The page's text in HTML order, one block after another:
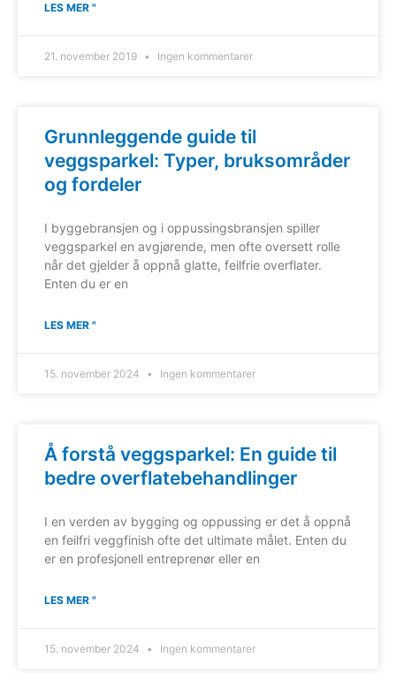
LES MER "
21. november 2019 Ingen kommentarer
Grunnleggende guide til
veggsparkel: Typer, bruksområder
og fordeler
I byggebransjen og i oppussingsbransjen spiller
veggsparkel en avgjørende, men ofte oversett rolle
når det gjelder å oppnå glatte, feilfrie overflater.
Enten du er en
LES MER "
15. november 2024 Ingen kommentarer
Å forstå veggsparkel: En guide til
bedre overflatebehandlinger
I en verden av bygging og oppussing er det å oppnå
en feilfri veggfinish ofte det ultimate målet. Enten du
er en profesjonell entreprenør eller en
LES MER "
15. november 2024 Ingen kommentarer